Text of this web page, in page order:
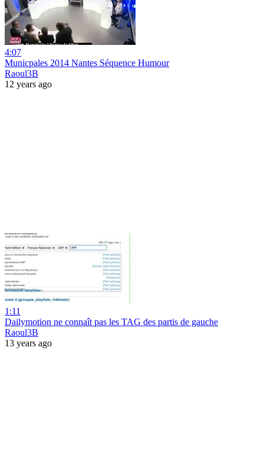
4:07
Municpales 2014 Nantes Séquence Humour
Raoul3B
12 years ago
1:11
Dailymotion ne connaît pas les TAG des partis de gauche
Raoul3B
13 years ago